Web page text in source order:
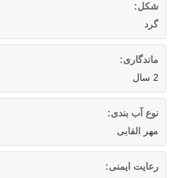
شکل:
گرد
ماندگاری:
2 سال
نوع آب بندی:
مهر القایی
رعایت ایمنی: